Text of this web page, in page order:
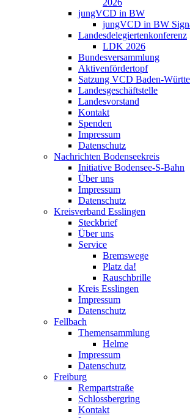
2026
jungVCD in BW
jungVCD in BW
Landesdelegiertenkonferenz
LDK 2026
Bundesversammlung
Aktivenfördertopf
Satzung VCD Baden-
Landesgeschäftstelle
Landesvorstand
Kontakt
Spenden
Impressum
Datenschutz
Nachrichten Bodenseekreis
Initiative Bodensee-S-Bahn
Über uns
Impressum
Datenschutz
Kreisverband Esslingen
Steckbrief
Über uns
Service
Bremswege
Platz da!
Rauschbrille
Kreis Esslingen
Impressum
Datenschutz
Fellbach
Themensammlung
Helme
Impressum
Datenschutz
Freiburg
Rempartstraße
Schlossbergring
Kontakt